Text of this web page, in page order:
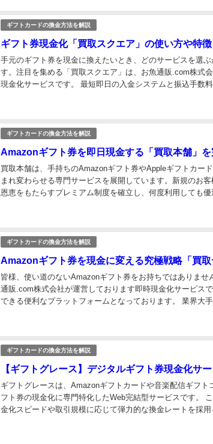
ギフトカードの換金方法を解説
ギフト券現金化「買取スクエア」の使い方や特徴
手元のギフト券を現金に換えたいとき、どのサービスを選
す。注目を集める「買取スクエア」は、お魚通販.com株式
現金化サービスです。 最短即日の入金システムと振込手数
ギフトカードの換金方法を解説
Amazonギフト券を即日現金する「買取本舗」を
買取本舗は、手持ちのAmazonギフト券やAppleギフトカー
まれ変わらせる専門サービスを展開しています。新規のお
恩恵をもたらすプレミアム制度を確立し、何度利用しても
ギフトカードの換金方法を解説
Amazonギフト券を現金に変える究極戦略「買取
皆様、使い道のないAmazonギフト券をお持ちではありませ
通販.com株式会社が運営しております即時現金化サービス
できる便利なプラットフォームとなっております。 業界大
ギフトカードの換金方法を解説
【ギフトグレース】デジタルギフト券現金化サ
ギフトグレースは、Amazonギフトカードや音楽配信ギフト
フト券の現金化に専門特化したWeb完結型サービスです。
金化スピードや取引規模に応じて弾力的な換金レートを採用